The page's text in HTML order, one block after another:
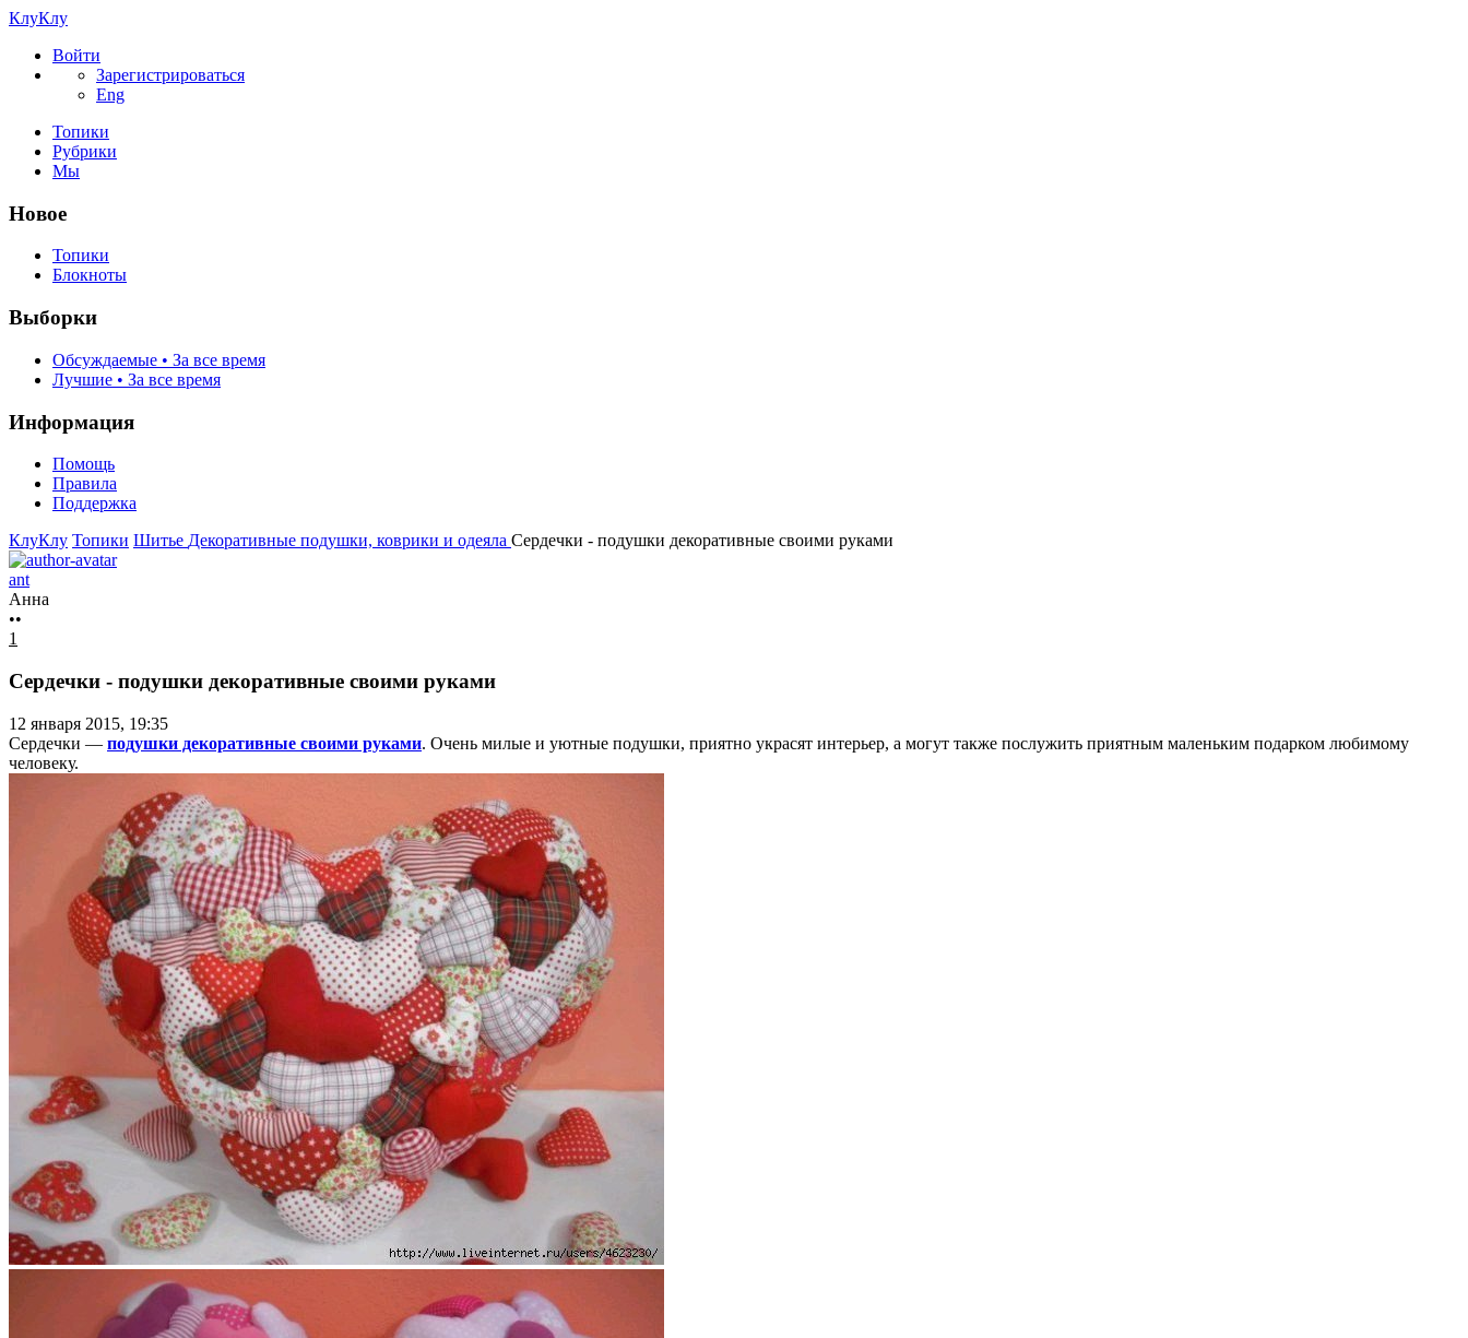
КлуКлу
Войти
Зарегистрироваться
Eng
Топики
Рубрики
Мы
Новое
Топики
Блокноты
Выборки
Обсуждаемые • За все время
Лучшие • За все время
Информация
Помощь
Правила
Поддержка
КлуКлу Топики Шитье Декоративные подушки, коврики и одеяла Сердечки - подушки декоративные своими руками
ant
Анна
••
1
Сердечки - подушки декоративные своими руками
12 января 2015, 19:35
Сердечки — подушки декоративные своими руками. Очень милые и уютные подушки, приятно украсят интерьер, а могут также послужить приятным маленьким подарком любимому
человеку.